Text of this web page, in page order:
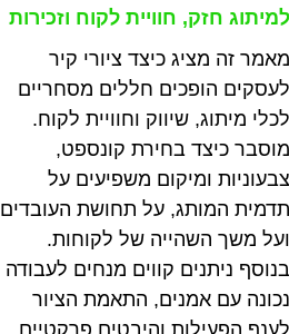
למיתוג חזק, חוויית לקוח וזכירות
מאמר זה מציג כיצד ציורי קיר
לעסקים הופכים חללים מסחריים
לכלי מיתוג, שיווק וחוויית לקוח.
מוסבר כיצד בחירת קונספט,
צבעוניות ומיקום משפיעים על
תדמית המותג, על תחושת העובדים
ועל משך השהייה של לקוחות.
בנוסף ניתנים קווים מנחים לעבודה
נכונה עם אמנים, התאמת הציור
לענף הפעילות והיבטים פרקטיים